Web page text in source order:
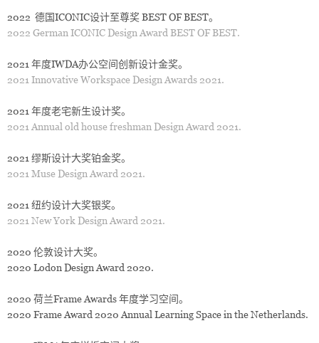
2022 德国ICONIC设计至尊奖 BEST OF BEST。
2022 German ICONIC Design Award BEST OF BEST.
2021 年度IWDA办公空间创新设计金奖。
2021 Innovative Workspace Design Awards 2021.
2021 年度老宅新生设计奖。
2021 Annual old house freshman Design Award 2021.
2021 缪斯设计大奖铂金奖。
2021 Muse Design Award 2021.
2021 纽约设计大奖银奖。
2021 New York Design Award 2021.
2020 伦敦设计大奖。
2020 Lodon Design Award 2020.
2020 荷兰Frame Awards 年度学习空间。
2020 Frame Award 2020 Annual Learning Space in the Netherlands.